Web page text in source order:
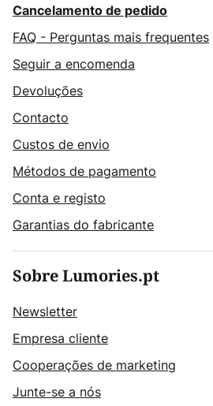
Cancelamento de pedido
FAQ - Perguntas mais frequentes
Seguir a encomenda
Devoluções
Contacto
Custos de envio
Métodos de pagamento
Conta e registo
Garantias do fabricante
Sobre Lumories.pt
Newsletter
Empresa cliente
Cooperações de marketing
Junte-se a nós